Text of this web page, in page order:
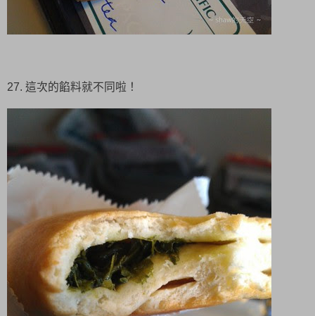
27. 這次的餡料就不同啦！